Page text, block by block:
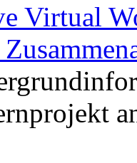
Virtual